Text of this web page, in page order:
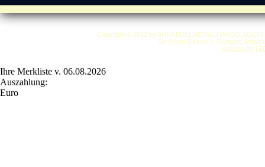
Copyright © 2012 by ANKA
So finden Sie uns in Stuttgart:
Impressum|
Ihre Merkliste v. 06.08.2026
Auszahlung:
Euro